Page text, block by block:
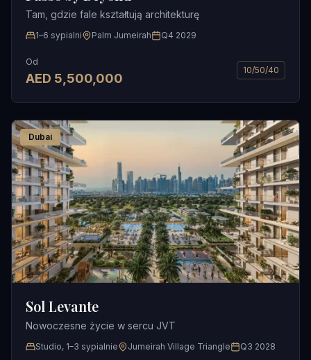
Tam, gdzie fale kształtują architekturę
1–6 sypialni Palm Jumeirah Q4 2029
Od
AED 5,500,000
10/50/40
Dubai
Sol Levante
Nowoczesne życie w sercu JVT
Studio, 1–3 sypialnie Jumeirah Village Triangle Q3 2028